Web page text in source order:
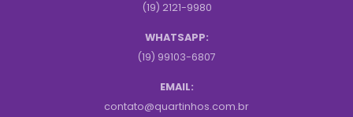
(19) 2121-9980
WHATSAPP:
(19) 99103-6807
EMAIL:
contato@quartinhos.com.br